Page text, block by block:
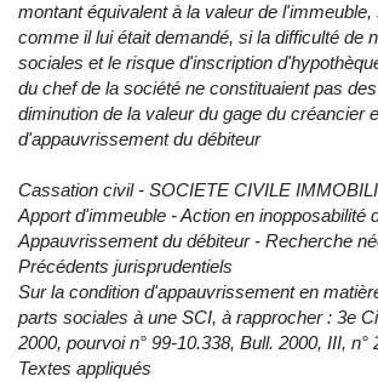
montant équivalent à la valeur de
comme il lui était demandé, si la difficulté de
sociales et le risque d'inscription
du chef de la société ne constituaient pas
diminution de la valeur du gage du créancier
d'appauvrissement du débiteur
Cassation civil - SOCIETE CIVILE
Apport d'immeuble - Action en inopposabilité
Appauvrissement du débiteur - Recherche
Précédents jurisprudentiels
Sur la condition d'appauvrissement en
parts sociales à une SCI, à rapprocher : 3e
2000, pourvoi n° 99-10.338, Bull. 2000, III, n°
Textes appliqués